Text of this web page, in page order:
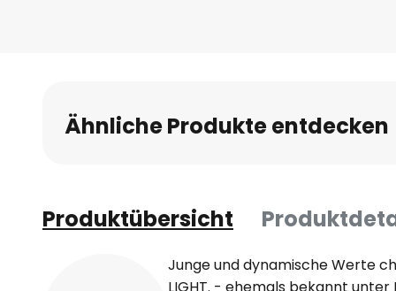
Ähnliche Produkte entdecken
Produktübersicht
Junge und dynamische Werte
LIGHT. - ehemals bekannt unter